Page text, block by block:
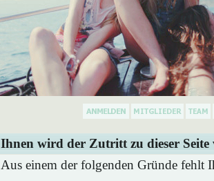
Ihnen wird der Zutritt zu dieser Seite
Aus einem der folgenden Gründe fehlt